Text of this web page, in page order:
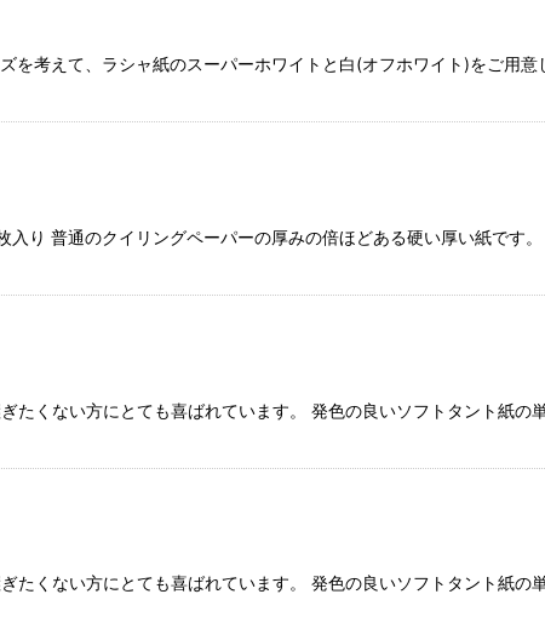
を考えて、ラシャ紙のスーパーホワイトと白(オフホワイト)をご用
普通のクイリングペーパーの厚みの倍ほどある硬い厚い紙です。
たくない方にとても喜ばれています。 発色の良いソフトタント紙
たくない方にとても喜ばれています。 発色の良いソフトタント紙